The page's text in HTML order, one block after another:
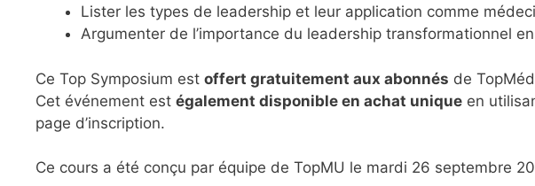
Lister les types de leadership et leur application comme
Argumenter de l’importance du leadership transformationnel
Ce Top Symposium est offert gratuitement aux abonnés de
Cet événement est également disponible en achat unique en
page d’inscription.
Ce cours a été conçu par équipe de TopMU le mardi 26 septembre